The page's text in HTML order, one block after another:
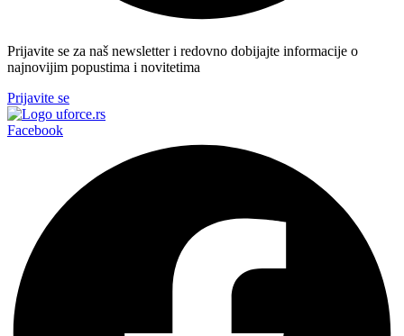
Prijavite se za naš newsletter i redovno dobijajte informacije o
najnovijim popustima i novitetima
Prijavite se
Facebook